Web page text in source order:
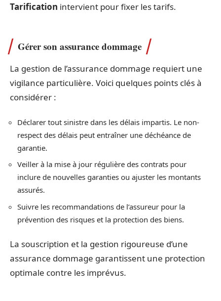
Tarification intervient pour fixer les tarifs.
Gérer son assurance dommage
La gestion de l’assurance dommage requiert une
vigilance particulière. Voici quelques points clés à
considérer :
Déclarer tout sinistre dans les délais impartis. Le non-
respect des délais peut entraîner une déchéance de
garantie.
Veiller à la mise à jour régulière des contrats pour
inclure de nouvelles garanties ou ajuster les montants
assurés.
Suivre les recommandations de l’assureur pour la
prévention des risques et la protection des biens.
La souscription et la gestion rigoureuse d’une
assurance dommage garantissent une protection
optimale contre les imprévus.